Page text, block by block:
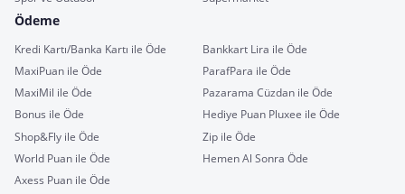
Ödeme
Kredi Kartı/Banka Kartı ile Öde
Bankkart Lira ile Öde
MaxiPuan ile Öde
ParafPara ile Öde
MaxiMil ile Öde
Pazarama Cüzdan ile Öde
Bonus ile Öde
Hediye Puan Pluxee ile Öde
Shop&Fly ile Öde
Zip ile Öde
World Puan ile Öde
Hemen Al Sonra Öde
Axess Puan ile Öde